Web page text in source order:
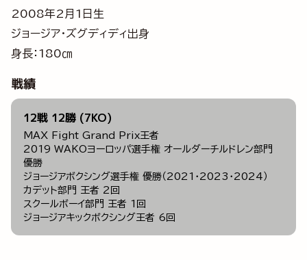
2008年2月1日生
ジョージア・ズグディディ出身
身長：180㎝
戦績
12戦 12勝 (7KO)
MAX Fight Grand Prix王者
2019 WAKOヨーロッパ選手権 オールダーチルドレン部門
優勝
ジョージアボクシング選手権 優勝（2021・2023・2024）
カデット部門 王者 2回
スクールボーイ部門 王者 1回
ジョージアキックボクシング王者 6回